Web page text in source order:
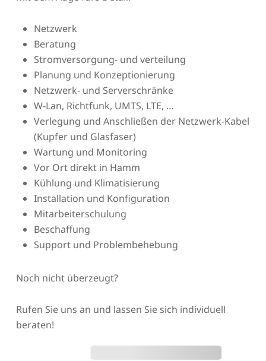
Netzwerk
Beratung
Stromversorgung- und verteilung
Planung und Konzeptionierung
Netzwerk- und Serverschränke
W-Lan, Richtfunk, UMTS, LTE, …
Verlegung und Anschließen der Netzwerk-Kabel
(Kupfer und Glasfaser)
Wartung und Monitoring
Vor Ort direkt in Hamm
Kühlung und Klimatisierung
Installation und Konfiguration
Mitarbeiterschulung
Beschaffung
Support und Problembehebung
Noch nicht überzeugt?
Rufen Sie uns an und lassen Sie sich individuell
beraten!